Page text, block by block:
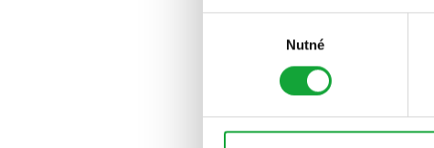
Nutné